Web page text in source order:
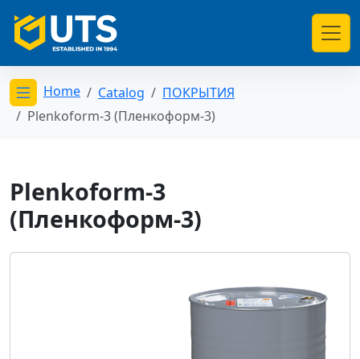
Открыть меню категорий
Home Catalog
ПОКРЫТИЯ
Plenkoform-3 (Пленкоформ-3)
Plenkoform-3
(Пленкоформ-3)